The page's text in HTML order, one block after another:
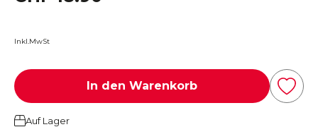
Inkl.MwSt
In den Warenkorb
Auf Lager